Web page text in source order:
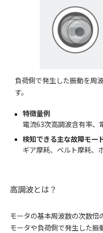
負荷側で発生した振動を周
す。
特徴量例
電流63次高調波含有率、
検知できる主な故障モー
ギア摩耗、ベルト摩耗、
高調波とは？
モータの基本周波数の次数倍
モータや負荷側で発生した振